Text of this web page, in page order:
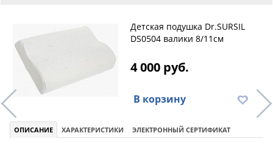
Детская подушка Dr.SURSIL
DS0504 валики 8/11см
4 000 руб.
В корзину
ОПИСАНИЕ ХАРАКТЕРИСТИКИ ЭЛЕКТРОННЫЙ СЕРТИФИКАТ